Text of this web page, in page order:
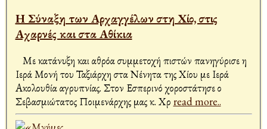
Η Σύναξη των Αρχαγγέλων στη Χίο, στις
Αχαρνές και στα Αθίκια
Με κατάνυξη και αθρόα συμμετοχή πιστών πανηγύρισε η
Ιερά Μονή του Ταξιάρχη στα Νένητα της Χίου με Ιερά
Ακολουθία αγρυπνίας. Στον Εσπερινό χοροστάτησε ο
Σεβασμιώτατος Ποιμενάρχης μας κ. Χρ read more..